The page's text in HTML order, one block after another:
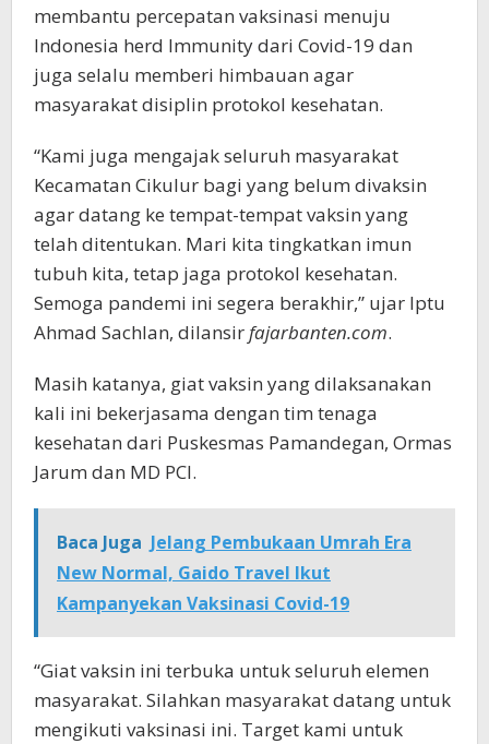
membantu percepatan vaksinasi menuju
Indonesia herd Immunity dari Covid-19 dan
juga selalu memberi himbauan agar
masyarakat disiplin protokol kesehatan.
“Kami juga mengajak seluruh masyarakat
Kecamatan Cikulur bagi yang belum divaksin
agar datang ke tempat-tempat vaksin yang
telah ditentukan. Mari kita tingkatkan imun
tubuh kita, tetap jaga protokol kesehatan.
Semoga pandemi ini segera berakhir,” ujar Iptu
Ahmad Sachlan, dilansirfajarbanten.com.
Masih katanya, giat vaksin yang dilaksanakan
kali ini bekerjasama dengan tim tenaga
kesehatan dari Puskesmas Pamandegan, Ormas
Jarum dan MD PCI.
Baca Juga Jelang Pembukaan Umrah Era
New Normal, Gaido Travel Ikut
Kampanyekan Vaksinasi Covid-19
“Giat vaksin ini terbuka untuk seluruh elemen
masyarakat. Silahkan masyarakat datang untuk
mengikuti vaksinasi ini. Target kami untuk